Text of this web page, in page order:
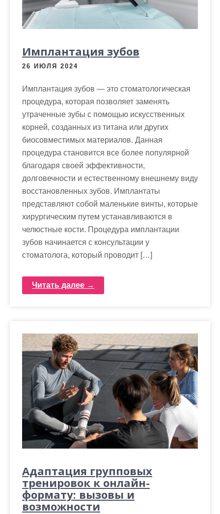
Имплантация зубов
26 ИЮЛЯ 2024
Имплантация зубов — это стоматологическая
процедура, которая позволяет заменять
утраченные зубы с помощью искусственных
корней, созданных из титана или других
биосовместимых материалов. Данная
процедура становится все более популярной
благодаря своей эффективности,
долговечности и естественному внешнему виду
восстановленных зубов. Имплантаты
представляют собой маленькие винты, которые
хирургическим путем устанавливаются в
челюстные кости. Процедура имплантации
зубов начинается с консультации у
стоматолога, который проводит […]
Читать далее →
Адаптация групповых
тренировок к онлайн-
формату: вызовы и
возможности